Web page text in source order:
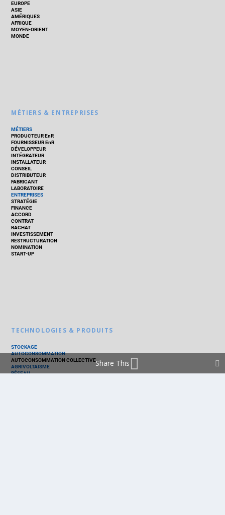
EUROPE
ASIE
AMÉRIQUES
AFRIQUE
MOYEN-ORIENT
MONDE
MÉTIERS & ENTREPRISES
MÉTIERS
PRODUCTEUR EnR
FOURNISSEUR EnR
DÉVELOPPEUR
INTÉGRATEUR
INSTALLATEUR
CONSEIL
DISTRIBUTEUR
FABRICANT
LABORATOIRE
ENTREPRISES
STRATÉGIE
FINANCE
ACCORD
CONTRAT
RACHAT
INVESTISSEMENT
RESTRUCTURATION
NOMINATION
START-UP
TECHNOLOGIES & PRODUITS
STOCKAGE
AUTOCONSOMMATION
AUTOCONSOMMATION COLLECTIVE
AGRIVOLTAÏSME
RÉSEAU
Share This